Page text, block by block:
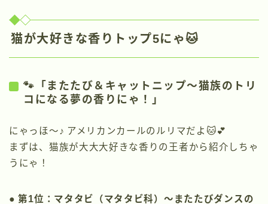
猫が大好きな香りトップ5にゃ🐱
🐾「またたび＆キャットニップ〜猫族のトリ
コになる夢の香りにゃ！」
にゃっほ〜♪ アメリカンカールのルリマだよ🐱💕
まずは、猫族が大大大好きな香りの王者から紹介しちゃ
うにゃ！
● 第1位：マタタビ（マタタビ科）〜またたびダンスの